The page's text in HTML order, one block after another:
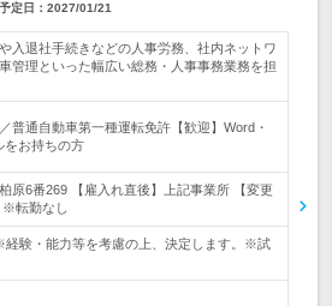
定日： 2027/01/21
入退社手続きなどの人事労務、社内ネットワ
管理といった幅広い総務・人事事務業務を担
普通自動車第一種運転免許【歓迎】Word・
をお持ちの方
原6番269 【雇入れ直後】上記事業所 【変更
※転勤なし
経験・能力等を考慮の上、決定します。※試